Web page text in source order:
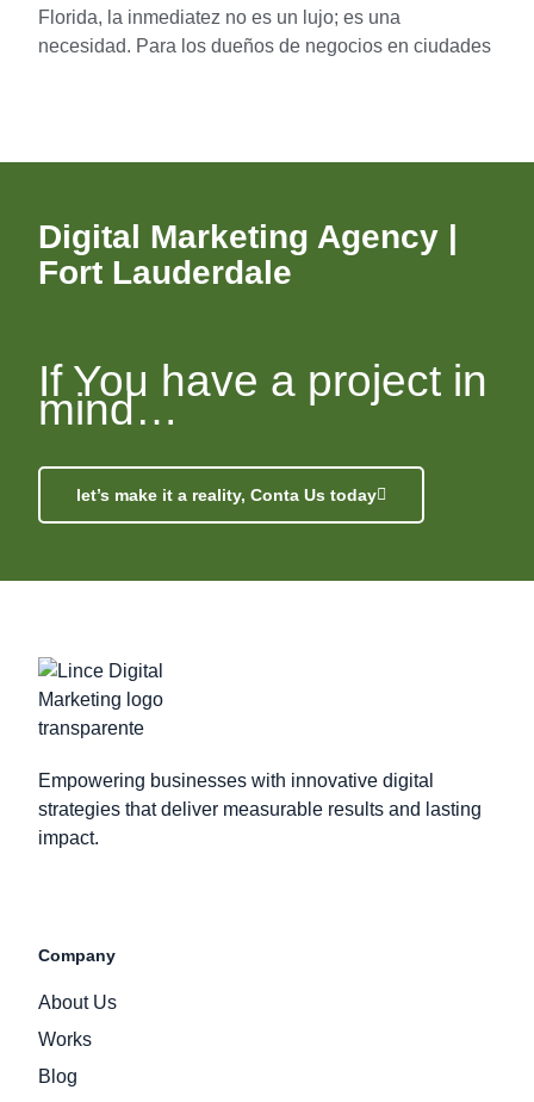
Florida, la inmediatez no es un lujo; es una
necesidad. Para los dueños de negocios en ciudades
Digital Marketing Agency |
Fort Lauderdale
If You have a project in
mind…
let’s make it a reality, Conta Us today
Empowering businesses with innovative digital
strategies that deliver measurable results and lasting
impact.
Company
About Us
Works
Blog